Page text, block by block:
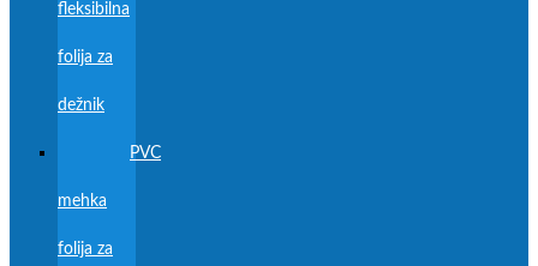
fleksibilna
folija za
dežnik
PVC
mehka
folija za